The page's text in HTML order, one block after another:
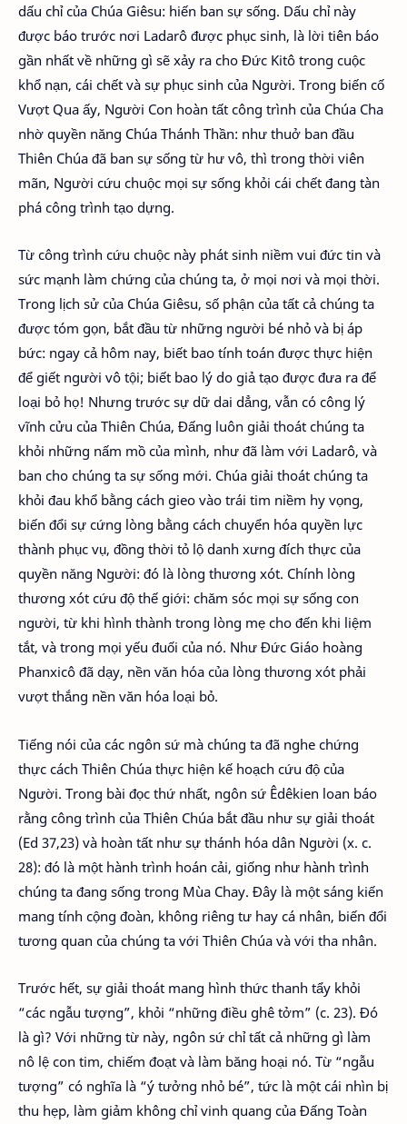
dấu chỉ của Chúa Giêsu: hiến ban sự sống. Dấu chỉ này
được báo trước nơi Ladarô được phục sinh, là lời tiên báo
gần nhất về những gì sẽ xảy ra cho Đức Kitô trong cuộc
khổ nạn, cái chết và sự phục sinh của Người. Trong biến cố
Vượt Qua ấy, Người Con hoàn tất công trình của Chúa Cha
nhờ quyền năng Chúa Thánh Thần: như thuở ban đầu
Thiên Chúa đã ban sự sống từ hư vô, thì trong thời viên
mãn, Người cứu chuộc mọi sự sống khỏi cái chết đang tàn
phá công trình tạo dựng.
Từ công trình cứu chuộc này phát sinh niềm vui đức tin và
sức mạnh làm chứng của chúng ta, ở mọi nơi và mọi thời.
Trong lịch sử của Chúa Giêsu, số phận của tất cả chúng ta
được tóm gọn, bắt đầu từ những người bé nhỏ và bị áp
bức: ngay cả hôm nay, biết bao tính toán được thực hiện
để giết người vô tội; biết bao lý do giả tạo được đưa ra để
loại bỏ họ! Nhưng trước sự dữ dai dẳng, vẫn có công lý
vĩnh cửu của Thiên Chúa, Đấng luôn giải thoát chúng ta
khỏi những nấm mồ của mình, như đã làm với Ladarô, và
ban cho chúng ta sự sống mới. Chúa giải thoát chúng ta
khỏi đau khổ bằng cách gieo vào trái tim niềm hy vọng,
biến đổi sự cứng lòng bằng cách chuyển hóa quyền lực
thành phục vụ, đồng thời tỏ lộ danh xưng đích thực của
quyền năng Người: đó là lòng thương xót. Chính lòng
thương xót cứu độ thế giới: chăm sóc mọi sự sống con
người, từ khi hình thành trong lòng mẹ cho đến khi liệm
tắt, và trong mọi yếu đuối của nó. Như Đức Giáo hoàng
Phanxicô đã dạy, nền văn hóa của lòng thương xót phải
vượt thắng nền văn hóa loại bỏ.
Tiếng nói của các ngôn sứ mà chúng ta đã nghe chứng
thực cách Thiên Chúa thực hiện kế hoạch cứu độ của
Người. Trong bài đọc thứ nhất, ngôn sứ Êdêkien loan báo
rằng công trình của Thiên Chúa bắt đầu như sự giải thoát
(Ed 37,23) và hoàn tất như sự thánh hóa dân Người (x. c.
28): đó là một hành trình hoán cải, giống như hành trình
chúng ta đang sống trong Mùa Chay. Đây là một sáng kiến
mang tính cộng đoàn, không riêng tư hay cá nhân, biến đổi
tương quan của chúng ta với Thiên Chúa và với tha nhân.
Trước hết, sự giải thoát mang hình thức thanh tẩy khỏi
“các ngẫu tượng”, khỏi “những điều ghê tởm” (c. 23). Đó
là gì? Với những từ này, ngôn sứ chỉ tất cả những gì làm
nô lệ con tim, chiếm đoạt và làm băng hoại nó. Từ “ngẫu
tượng” có nghĩa là “ý tưởng nhỏ bé”, tức là một cái nhìn bị
thu hẹp, làm giảm không chỉ vinh quang của Đấng Toàn